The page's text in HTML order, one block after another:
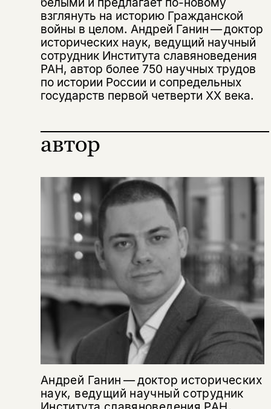
взглянуть на историю Гражданской
войны в целом. Андрей Ганин — доктор
исторических наук, ведущий научный
сотрудник Института славяноведения
РАН, автор более 750 научных трудов
по истории России и сопредельных
государств первой четверти ХX века.
автор
Андрей Ганин — доктор исторических
наук, ведущий научный сотрудник
Копировать
ссылку
ВконтактеТелеграм Дзен
нет, вернуться назад